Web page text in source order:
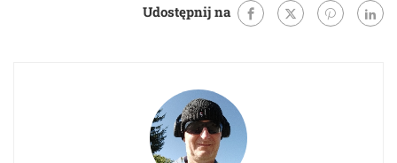
Udostępnij na